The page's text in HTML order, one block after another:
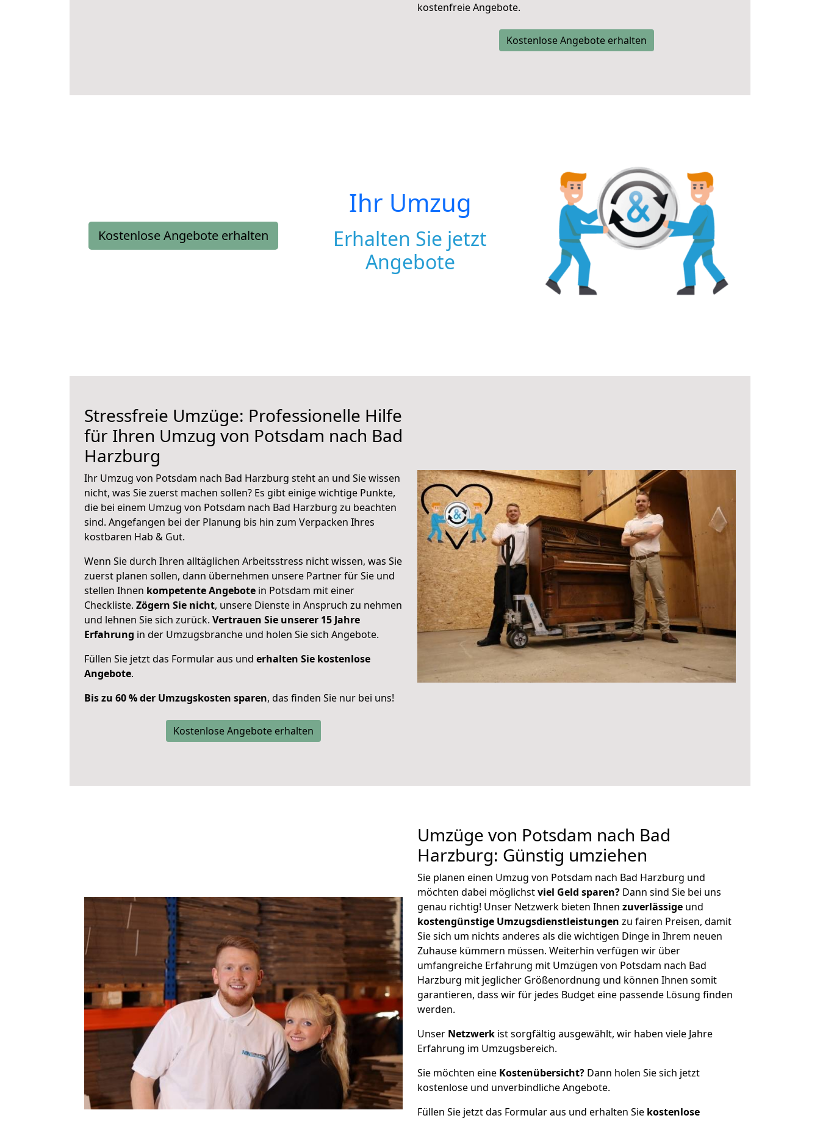
kostenfreie Angebote.
Kostenlose Angebote erhalten
Kostenlose Angebote erhalten
Ihr Umzug
Erhalten Sie jetzt
Angebote
Stressfreie Umzüge: Professionelle Hilfe
für Ihren Umzug von Potsdam nach Bad
Harzburg
Ihr Umzug von Potsdam nach Bad Harzburg steht an und Sie wissen
nicht, was Sie zuerst machen sollen? Es gibt einige wichtige Punkte,
die bei einem Umzug von Potsdam nach Bad Harzburg zu beachten
sind. Angefangen bei der Planung bis hin zum Verpacken Ihres
kostbaren Hab & Gut.
Wenn Sie durch Ihren alltäglichen Arbeitsstress nicht wissen, was Sie
zuerst planen sollen, dann übernehmen unsere Partner für Sie und
stellen Ihnen kompetente Angebote in Potsdam mit einer
Checkliste. Zögern Sie nicht, unsere Dienste in Anspruch zu nehmen
und lehnen Sie sich zurück. Vertrauen Sie unserer 15 Jahre
Erfahrung in der Umzugsbranche und holen Sie sich Angebote.
Füllen Sie jetzt das Formular aus und erhalten Sie kostenlose
Angebote.
Bis zu 60 % der Umzugskosten sparen, das finden Sie nur bei uns!
Kostenlose Angebote erhalten
Umzüge von Potsdam nach Bad
Harzburg: Günstig umziehen
Sie planen einen Umzug von Potsdam nach Bad Harzburg und
möchten dabei möglichstviel Geld sparen? Dann sind Sie bei uns
genau richtig! Unser Netzwerk bieten Ihnen zuverlässige und
kostengünstige Umzugsdienstleistungen zu fairen Preisen, damit
Sie sich um nichts anderes als die wichtigen Dinge in Ihrem neuen
Zuhause kümmern müssen. Weiterhin verfügen wir über
umfangreiche Erfahrung mit Umzügen von Potsdam nach Bad
Harzburg mit jeglicher Größenordnung und können Ihnen somit
garantieren, dass wir für jedes Budget eine passende Lösung finden
werden.
Unser Netzwerk ist sorgfältig ausgewählt, wir haben viele Jahre
Erfahrung im Umzugsbereich.
Sie möchten eine Kostenübersicht? Dann holen Sie sich jetzt
kostenlose und unverbindliche Angebote.
Füllen Sie jetzt das Formular aus und erhalten Sie kostenlose